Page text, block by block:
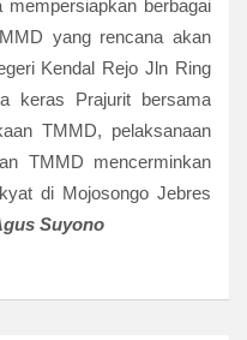
berbagai
yang rencana akan
Kendal Rejo Jln Ring
keras Prajurit bersama
TMMD, pelaksanaan
TMMD mencerminkan
di Mojosongo Jebres
Suyono